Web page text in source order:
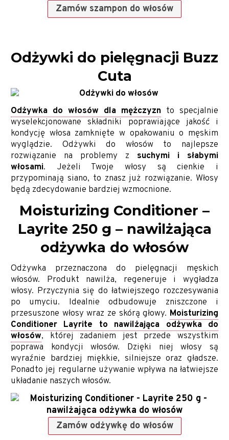
Zamów szampon do włosów
Odżywki do pielęgnacji Buzz
Cuta
Odżywka do włosów dla mężczyzn to specjalnie
wyselekcjonowane składniki poprawiające jakość i
kondycję włosa zamknięte w opakowaniu o męskim
wyglądzie. Odżywki do włosów to najlepsze
rozwiązanie na problemy z suchymi i słabymi
włosami. Jeżeli Twoje włosy są cienkie i
przypominają siano, to znasz już rozwiązanie. Włosy
będą zdecydowanie bardziej wzmocnione.
Moisturizing Conditioner –
Layrite 250 g – nawilżająca
odżywka do włosów
Odżywka przeznaczona do pielęgnacji męskich
włosów. Produkt nawilża, regeneruje i wygładza
włosy. Przyczynia się do łatwiejszego rozczesywania
po umyciu. Idealnie odbudowuje zniszczone i
przesuszone włosy wraz ze skórą głowy. Moisturizing
Conditioner Layrite to nawilżająca odżywka do
włosów, której zadaniem jest przede wszystkim
poprawa kondycji włosów. Dzięki niej włosy są
wyraźnie bardziej miękkie, silniejsze oraz gładsze.
Ponadto jej regularne używanie wpływa na łatwiejsze
układanie naszych włosów.
Zamów odżywkę do włosów